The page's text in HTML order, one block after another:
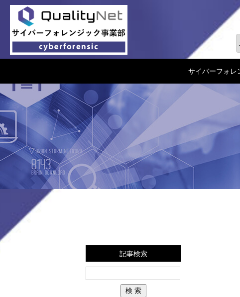
QualityNet サイバーフォレンジッ
サイバーフォレ
記事検索